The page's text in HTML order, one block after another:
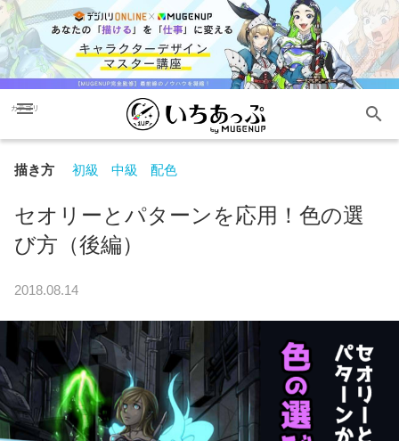
menu
カテゴリ search
描き方 初級 中級 配色
セオリーとパターンを応用！色の選
び方（後編）
2018.08.14